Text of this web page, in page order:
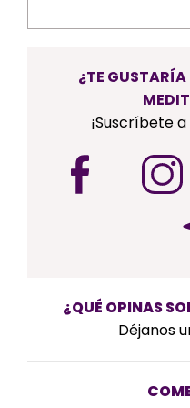
¿TE GUSTARÍA
¡Suscríbete
¿QUÉ OPINAS
Déjanos